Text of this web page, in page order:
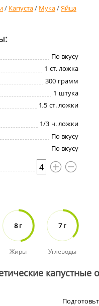
/ Капуста/ Мука/Яйца
По вкусу
1 ст. ложка
300 грамм
1 штука
1,5 ст. ложки
1/3 ч. ложки
По вкусу
По вкусу
4
8 г
Жиры
7 г
Углеводы
капустные